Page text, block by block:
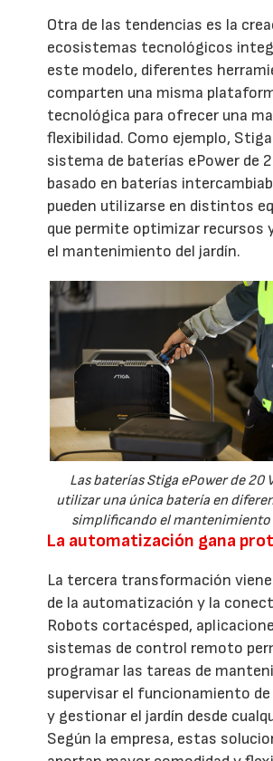
Otra de las tendencias es la
ecosistemas tecnológicos
este modelo, diferentes
comparten una misma
tecnológica para ofrecer una
flexibilidad. Como ejemplo,
sistema de baterías ePower de
basado en baterías
pueden utilizarse en distintos
que permite optimizar recursos
el mantenimiento del jardín.
Las baterías Stiga ePower de 20
utilizar una única batería en
simplificando el mantenimiento
La automatización gana
La tercera transformación
de la automatización y la
Robots cortacésped,
sistemas de control remoto
programar las tareas de
supervisar el funcionamiento de
y gestionar el jardín desde
Según la empresa, estas